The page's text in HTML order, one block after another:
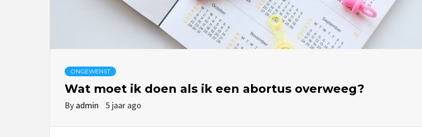
ONGEWENST
Wat moet ik doen als ik een abortus overweeg?
By admin 5 jaar ago